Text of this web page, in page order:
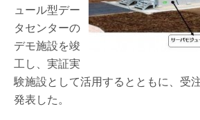
ュール型デー
タセンターの
デモ施設を竣
工し、実証実
験施設として活用するとともに、受
発表した。